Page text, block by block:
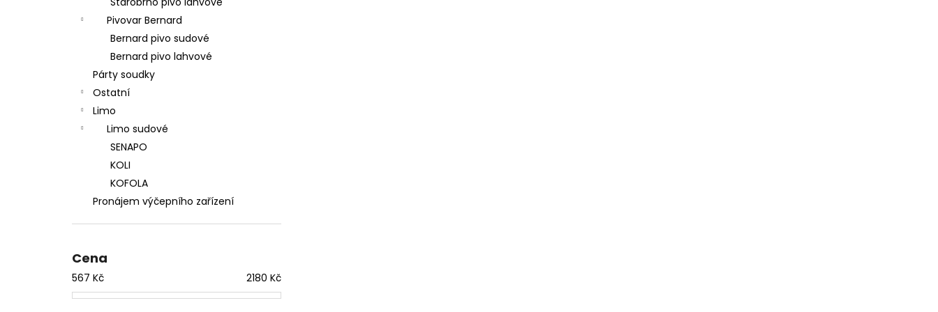
Pivovar Bernard
Bernard pivo sudové
Bernard pivo lahvové
Párty soudky
Ostatní
Limo
Limo sudové
SENAPO
KOLI
KOFOLA
Pronájem výčepního zařízení
Cena
567 Kč 2180 Kč